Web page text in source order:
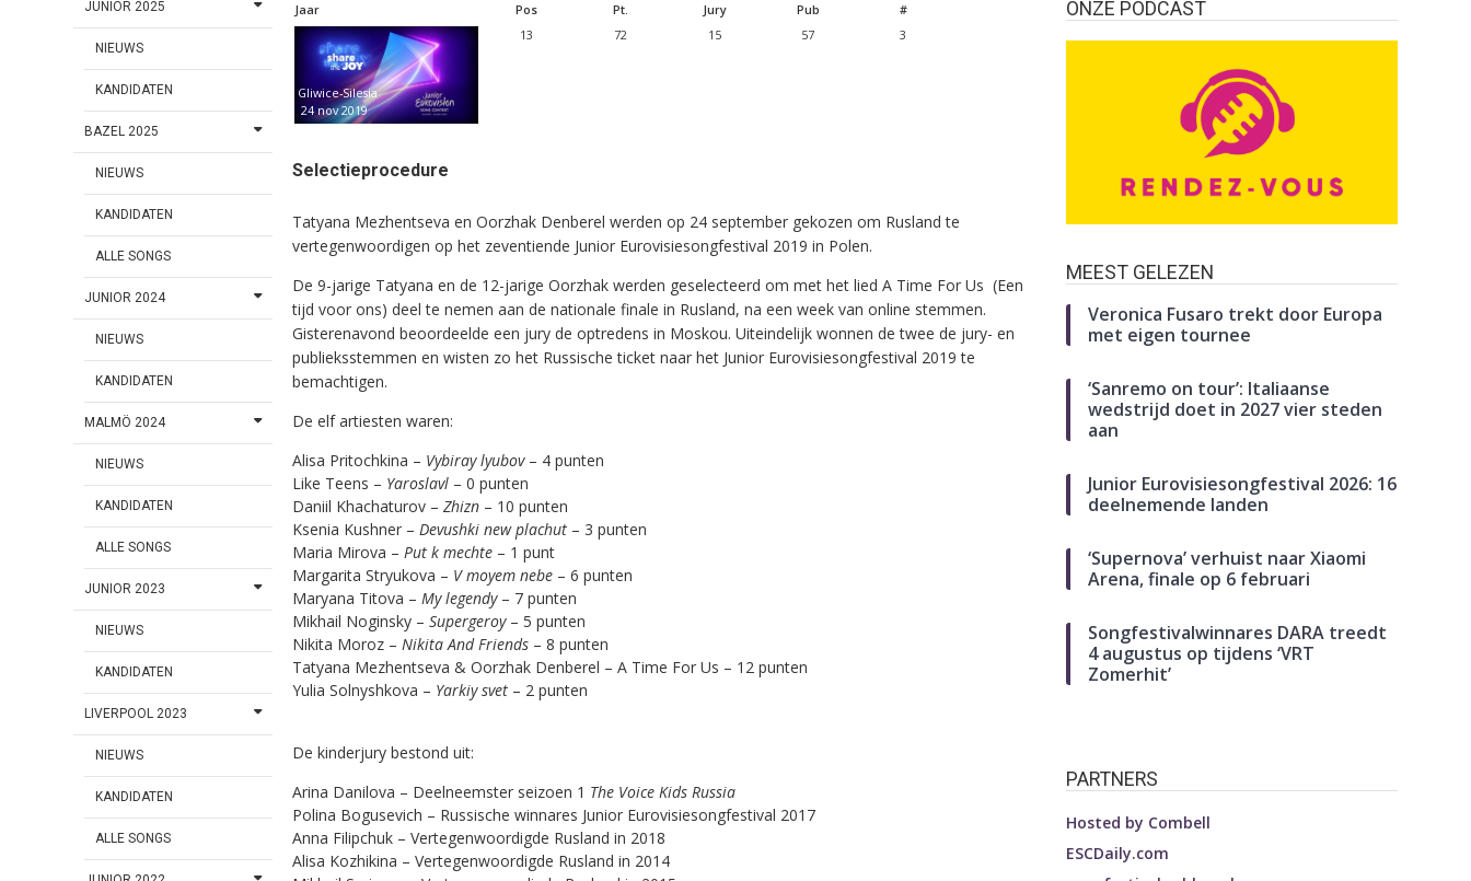
JUNIOR 2025
NIEUWS
KANDIDATEN
BAZEL 2025
NIEUWS
KANDIDATEN
ALLE SONGS
JUNIOR 2024
NIEUWS
KANDIDATEN
MALMÖ 2024
NIEUWS
KANDIDATEN
ALLE SONGS
JUNIOR 2023
NIEUWS
KANDIDATEN
LIVERPOOL 2023
NIEUWS
KANDIDATEN
ALLE SONGS
Jaar Pos Pt. Jury Pub #
Gliwice-Silesia
24 nov 2019
13 72 15 57 3
Selectieprocedure
Tatyana Mezhentseva en Oorzhak Denberel werden op 24 september gekozen om Rusland te
vertegenwoordigen op het zeventiende Junior Eurovisiesongfestival 2019 in Polen.
De 9-jarige Tatyana en de 12-jarige Oorzhak werden geselecteerd om met het lied A Time For Us (Een
tijd voor ons) deel te nemen aan de nationale finale in Rusland, na een week van online stemmen.
Gisterenavond beoordeelde een jury de optredens in Moskou. Uiteindelijk wonnen de twee de jury- en
publieksstemmen en wisten zo het Russische ticket naar het Junior Eurovisiesongfestival 2019 te
bemachtigen.
De elf artiesten waren:
Alisa Pritochkina – Vybiray lyubov– 4 punten
Like Teens – Yaroslavl – 0 punten
Daniil Khachaturov – Zhizn – 10 punten
Ksenia Kushner – Devushki new plachut – 3 punten
Maria Mirova – Put k mechte – 1 punt
Margarita Stryukova – V moyem nebe – 6 punten
Maryana Titova – My legendy – 7 punten
Mikhail Noginsky – Supergeroy – 5 punten
Nikita Moroz – Nikita And Friends – 8 punten
Tatyana Mezhentseva & Oorzhak Denberel – A Time For Us – 12 punten
Yulia Solnyshkova – Yarkiy svet – 2 punten
De kinderjury bestond uit:
Arina Danilova – Deelneemster seizoen 1 The Voice Kids Russia
Polina Bogusevich – Russische winnares Junior Eurovisiesongfestival 2017
Anna Filipchuk – Vertegenwoordigde Rusland in 2018
Alisa Kozhikina – Vertegenwoordigde Rusland in 2014
ONZE PODCAST
MEEST GELEZEN
Veronica Fusaro trekt door Europa
met eigen tournee
‘Sanremo on tour’: Italiaanse
wedstrijd doet in 2027 vier steden
aan
Junior Eurovisiesongfestival 2026: 16
deelnemende landen
‘Supernova’ verhuist naar Xiaomi
Arena, finale op 6 februari
Songfestivalwinnares DARA treedt
4 augustus op tijdens ‘VRT
Zomerhit’
PARTNERS
Hosted by Combell
ESCDaily.com